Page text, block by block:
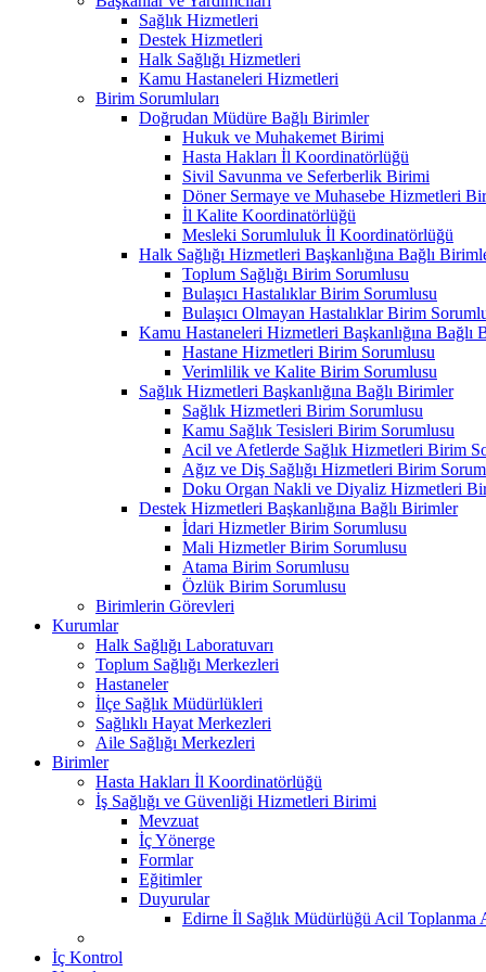
Sağlık Hizmetleri
Destek Hizmetleri
Halk Sağlığı Hizmetleri
Kamu Hastaneleri Hizmetleri
Birim Sorumluları
Doğrudan Müdüre Bağlı Birimler
Hukuk ve Muhakemet Birimi
Hasta Hakları İl Koordinatörlüğü
Sivil Savunma ve Seferberlik Birimi
Döner Sermaye ve Muhasebe Hizmetleri
İl Kalite Koordinatörlüğü
Mesleki Sorumluluk İl Koordinatörlüğü
Halk Sağlığı Hizmetleri Başkanlığına Bağlı
Toplum Sağlığı Birim Sorumlusu
Bulaşıcı Hastalıklar Birim Sorumlusu
Bulaşıcı Olmayan Hastalıklar Birim
Kamu Hastaneleri Hizmetleri Başkanlığına Bağlı
Hastane Hizmetleri Birim Sorumlusu
Verimlilik ve Kalite Birim Sorumlusu
Sağlık Hizmetleri Başkanlığına Bağlı Birimler
Sağlık Hizmetleri Birim Sorumlusu
Kamu Sağlık Tesisleri Birim Sorumlusu
Acil ve Afetlerde Sağlık Hizmetleri Birim
Ağız ve Diş Sağlığı Hizmetleri Birim
Doku Organ Nakli ve Diyaliz Hizmetleri
Destek Hizmetleri Başkanlığına Bağlı Birimler
İdari Hizmetler Birim Sorumlusu
Mali Hizmetler Birim Sorumlusu
Atama Birim Sorumlusu
Özlük Birim Sorumlusu
Birimlerin Görevleri
Kurumlar
Halk Sağlığı Laboratuvarı
Toplum Sağlığı Merkezleri
Hastaneler
İlçe Sağlık Müdürlükleri
Sağlıklı Hayat Merkezleri
Aile Sağlığı Merkezleri
Birimler
Hasta Hakları İl Koordinatörlüğü
İş Sağlığı ve Güvenliği Hizmetleri Birimi
Mevzuat
İç Yönerge
Formlar
Eğitimler
Duyurular
Edirne İl Sağlık Müdürlüğü Acil Toplanma
İç Kontrol